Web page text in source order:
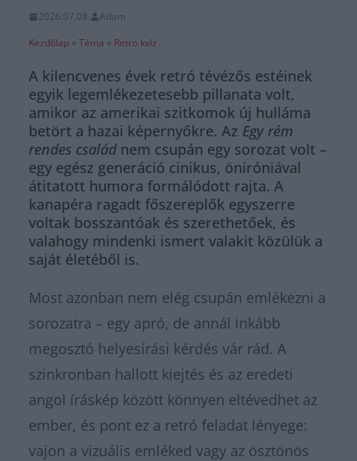
2026.07.08.
Adam
Kezdőlap » Téma » Retro kvíz
A kilencvenes évek retró tévézős estéinek
egyik legemlékezetesebb pillanata volt,
amikor az amerikai szitkomok új hulláma
betört a hazai képernyőkre. Az Egy rém
rendes családnem csupán egy sorozat volt –
egy egész generáció cinikus, öniróniával
átitatott humora formálódott rajta. A
kanapéra ragadt főszereplők egyszerre
voltak bosszantóak és szerethetőek, és
valahogy mindenki ismert valakit közülük a
saját életéből is.
Most azonban nem elég csupán emlékezni a
sorozatra – egy apró, de annál inkább
megosztó helyesírási kérdés vár rád. A
szinkronban hallott kiejtés és az eredeti
angol íráskép között könnyen eltévedhet az
ember, és pont ez a retró feladat lényege:
vajon a vizuális emléked vagy az ösztönös